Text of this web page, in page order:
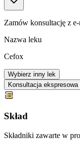
Zamów konsultację z e-
Nazwa leku
Cefox
Wybierz inny lek
Konsultacja ekspresowa
Skład
Składniki zawarte w